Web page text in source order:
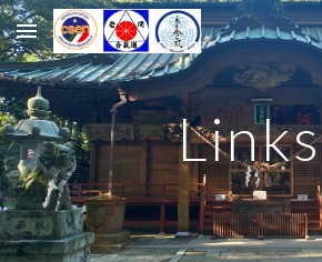
Skip to main content
Links